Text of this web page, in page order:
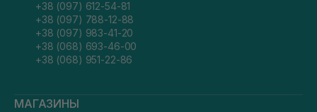
+38 (097) 612-54-81
+38 (097) 788-12-88
+38 (097) 983-41-20
+38 (068) 693-46-00
+38 (068) 951-22-86
МАГАЗИНЫ